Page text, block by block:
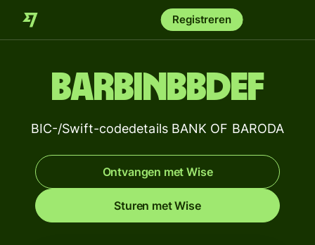
Registreren
BARBINBBDEF
BIC-/Swift-codedetails BANK OF BARODA
Ontvangen met Wise
Sturen met Wise